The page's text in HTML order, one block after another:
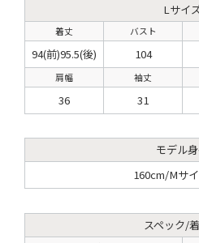
Lサイ
着丈 バスト
94(前)95.5(後) 104
肩幅 袖丈
36 31
モデル
160cm/Mサ
スペック/